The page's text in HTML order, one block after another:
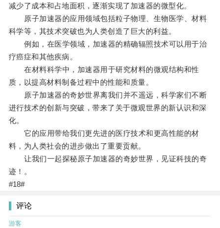
减少了成本和占地面积，逐渐实现了加速器的微型化。
原子加速器的应用领域包括粒子物理、生物医学、材料
科学等，其技术突破也为人类创造了巨大的利益。
例如，在医学领域，加速器的精确辐照技术可以用于治
疗癌症和其他疾病。
在材料科学中，加速器用于研究材料的微观结构和性
质，以提高材料制备过程中的性能和质量。
原子加速器的奇妙世界离我们并不遥远，科学家们不断
进行技术的创新与突破，带来了关于微观世界的新认识和深
化。
它的应用带给我们更先进的医疗技术和更高性能的材
料，为人类社会的进步做出了重要贡献。
让我们一起探秘原子加速器的奇妙世界，见证科技的奇
迹！。
#18#
评论
游客